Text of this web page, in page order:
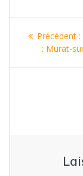
Précédent :
: Murat-